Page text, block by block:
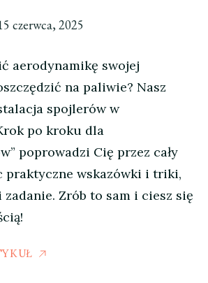
czerwca, 2025
aerodynamikę swojej
na paliwie? Nasz
spojlerów w
po kroku dla
poprowadzi Cię przez cały
praktyczne wskazówki i triki,
zadanie. Zrób to sam i ciesz się